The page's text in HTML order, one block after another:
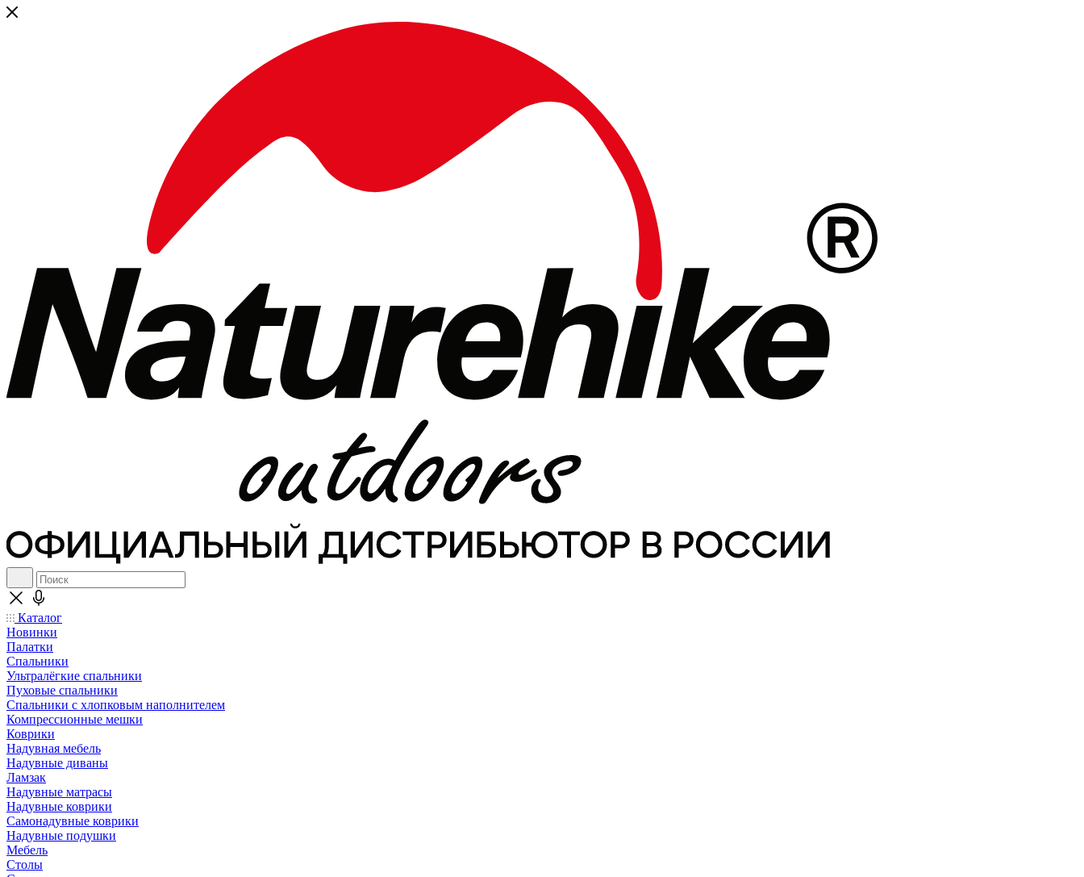
Каталог
Новинки
Палатки
Спальники
Ультралёгкие спальники
Пуховые спальники
Спальники с хлопковым наполнителем
Компрессионные мешки
Коврики
Надувная мебель
Надувные диваны
Ламзак
Надувные матрасы
Надувные коврики
Самонадувные коврики
Надувные подушки
Мебель
Столы